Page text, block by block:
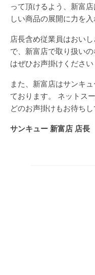
って頂けるよう、新富
しい商品の展開に力を入
店長含め従業員はおい
で、新富店で取り扱い
はぜひお声掛けください
また、新富店はサンキ
ております。 ネットス
どのお声掛けもお待ちし
サンキュー 新富店 店